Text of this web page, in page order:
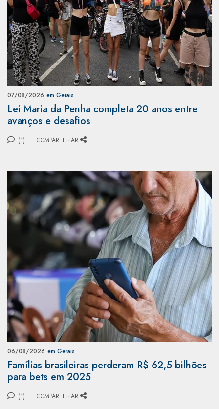
07/08/2026 em Gerais
Lei Maria da Penha completa 20 anos entre
avanços e desafios
(1) COMPARTILHAR
06/08/2026 em Gerais
Famílias brasileiras perderam R$ 62,5 bilhões
para bets em 2025
(1) COMPARTILHAR